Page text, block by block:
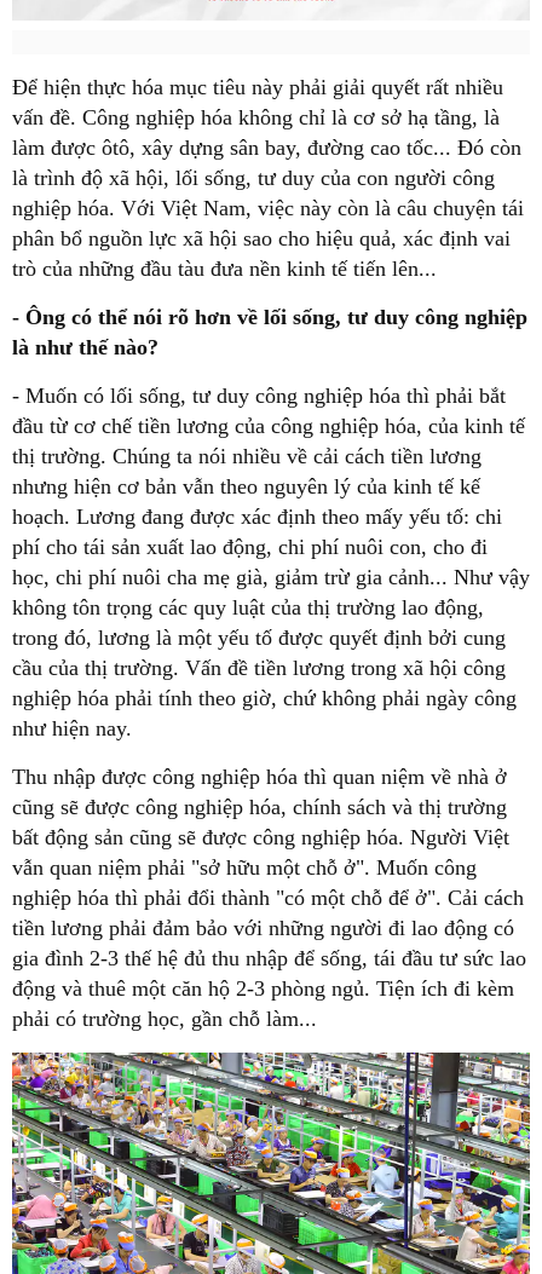
Để hiện thực hóa mục tiêu này phải giải quyết rất nhiều
vấn đề. Công nghiệp hóa không chỉ là cơ sở hạ tầng, là
làm được ôtô, xây dựng sân bay, đường cao tốc... Đó còn
là trình độ xã hội, lối sống, tư duy của con người công
nghiệp hóa. Với Việt Nam, việc này còn là câu chuyện tái
phân bổ nguồn lực xã hội sao cho hiệu quả, xác định vai
trò của những đầu tàu đưa nền kinh tế tiến lên...
- Ông có thể nói rõ hơn về lối sống, tư duy công nghiệp
là như thế nào?
- Muốn có lối sống, tư duy công nghiệp hóa thì phải bắt
đầu từ cơ chế tiền lương của công nghiệp hóa, của kinh tế
thị trường. Chúng ta nói nhiều về cải cách tiền lương
nhưng hiện cơ bản vẫn theo nguyên lý của kinh tế kế
hoạch. Lương đang được xác định theo mấy yếu tố: chi
phí cho tái sản xuất lao động, chi phí nuôi con, cho đi
học, chi phí nuôi cha mẹ già, giảm trừ gia cảnh... Như vậy
không tôn trọng các quy luật của thị trường lao động,
trong đó, lương là một yếu tố được quyết định bởi cung
cầu của thị trường. Vấn đề tiền lương trong xã hội công
nghiệp hóa phải tính theo giờ, chứ không phải ngày công
như hiện nay.
Thu nhập được công nghiệp hóa thì quan niệm về nhà ở
cũng sẽ được công nghiệp hóa, chính sách và thị trường
bất động sản cũng sẽ được công nghiệp hóa. Người Việt
vẫn quan niệm phải "sở hữu một chỗ ở". Muốn công
nghiệp hóa thì phải đổi thành "có một chỗ để ở". Cải cách
tiền lương phải đảm bảo với những người đi lao động có
gia đình 2-3 thế hệ đủ thu nhập để sống, tái đầu tư sức lao
động và thuê một căn hộ 2-3 phòng ngủ. Tiện ích đi kèm
phải có trường học, gần chỗ làm...